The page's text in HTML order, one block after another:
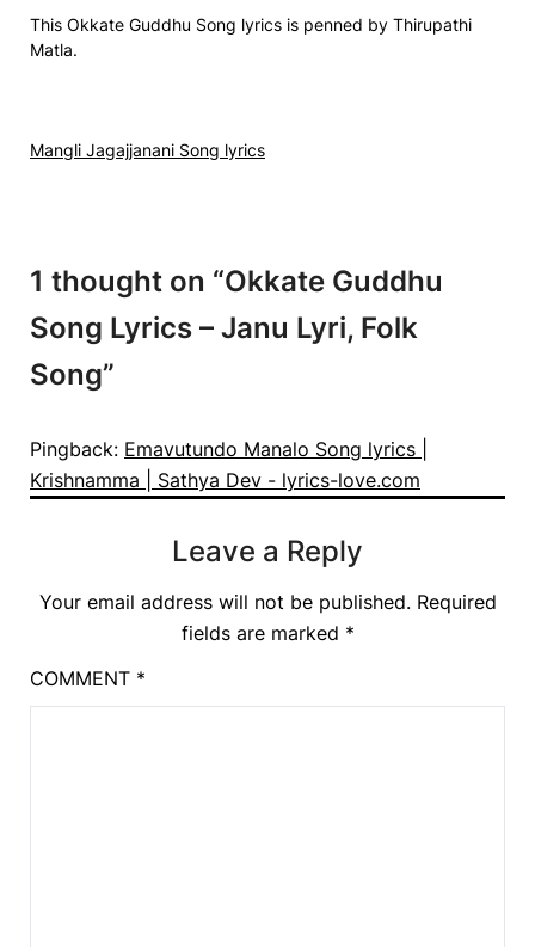
This Okkate Guddhu Song lyrics is penned by Thirupathi
Matla.
Mangli Jagajjanani Song lyrics
1 thought on “Okkate Guddhu
Song Lyrics – Janu Lyri, Folk
Song”
Pingback: Emavutundo Manalo Song lyrics |
Krishnamma | Sathya Dev - lyrics-love.com
Leave a Reply
Your email address will not be published. Required
fields are marked *
COMMENT *